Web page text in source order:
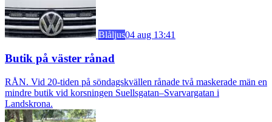
Blåljus04 aug 13:41
Butik på väster rånad
RÅN. Vid 20-tiden på söndagskvällen rånade två maskerade män en
mindre butik vid korsningen Suellsgatan–Svarvargatan i
Landskrona.